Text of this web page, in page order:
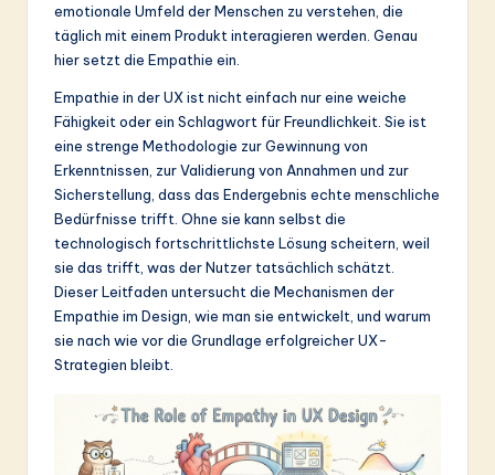
in
A
&
o
ft
w
emotionale Umfeld der Menschen zu verstehen, die
täglich mit einem Produkt interagieren werden. Genau
hier setzt die Empathie ein.
Empathie in der UX ist nicht einfach nur eine weiche
Fähigkeit oder ein Schlagwort für Freundlichkeit. Sie ist
eine strenge Methodologie zur Gewinnung von
Erkenntnissen, zur Validierung von Annahmen und zur
Sicherstellung, dass das Endergebnis echte menschliche
Bedürfnisse trifft. Ohne sie kann selbst die
technologisch fortschrittlichste Lösung scheitern, weil
sie das trifft, was der Nutzer tatsächlich schätzt.
Dieser Leitfaden untersucht die Mechanismen der
Empathie im Design, wie man sie entwickelt, und warum
sie nach wie vor die Grundlage erfolgreicher UX-
Strategien bleibt.